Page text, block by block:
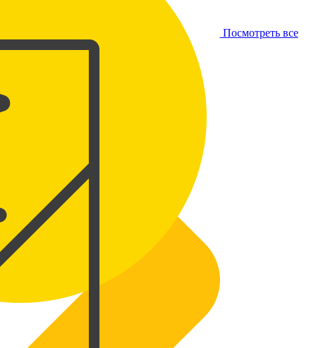
Посмотреть все